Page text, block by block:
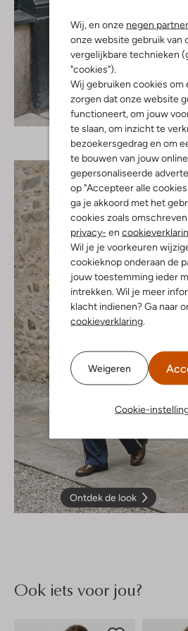
Wij, en onze negen
onze website gebruik van
vergelijkbare technieken
"cookies").
Wij gebruiken cookies om
zorgen dat onze website
functioneert, om jouw
te slaan, om inzicht te
bezoekersgedrag en om
te bouwen van jouw
gepersonaliseerde
op "Accepteer alle
ga je akkoord met het
cookies zoals
privacy- en
Wil je je voorkeuren
cookieknop onderaan de
jouw toestemming ieder
intrekken. Wil je meer
klacht indienen? Ga naar
cookieverklaring.
Weigeren
Cookie-
Ontdek de look
Ontdek de look
Ook iets voor jou?